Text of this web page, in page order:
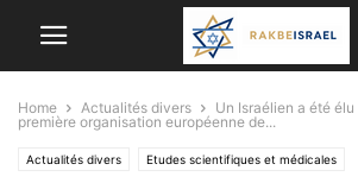
Home Actualités divers
Un Israélien a été
première organisation européenne de...
Actualités divers Etudes scientifiques et médicales